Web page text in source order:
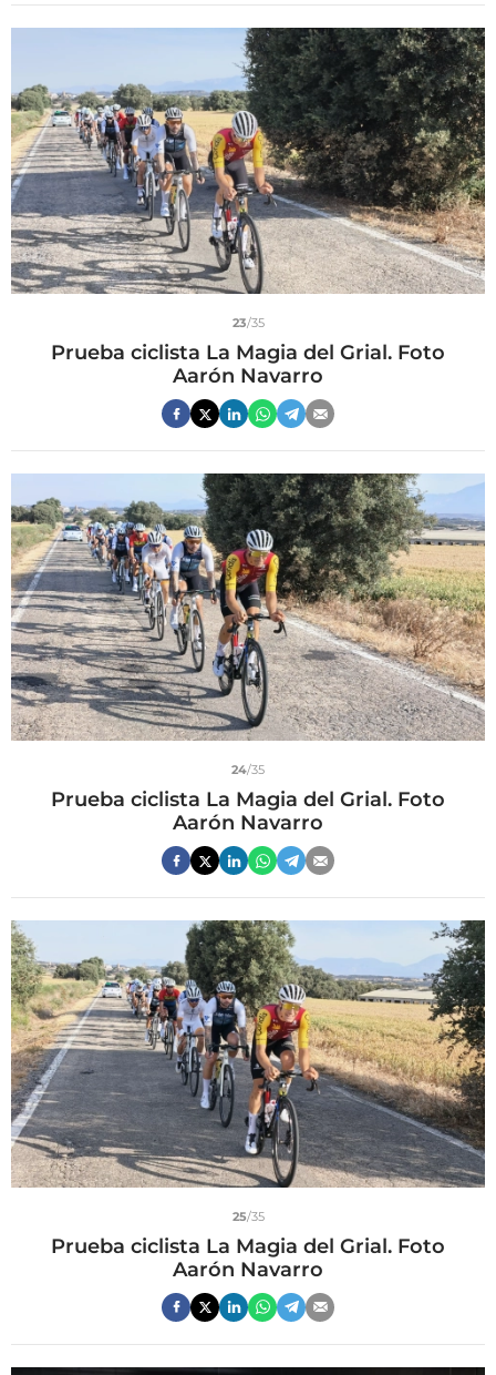
23/35
Prueba ciclista La Magia del Grial. Foto
Aarón Navarro
24/35
Prueba ciclista La Magia del Grial. Foto
Aarón Navarro
25/35
Prueba ciclista La Magia del Grial. Foto
Aarón Navarro